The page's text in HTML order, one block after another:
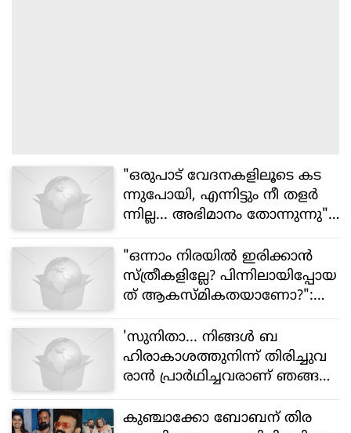
"ഒരുപാട് വേദനകളിലൂടെ കട
ന്നുപോയി, എന്നിട്ടും നീ തളർ
ന്നില്ല... അഭിമാനം തോന്നുന്നു";
വൈകാരിക കുറിപ്പുമായി റ
ഹ്മാൻ
"ഒന്നാം നിരയിൽ ഇരിക്കാൻ
സ്ത്രീകളില്ലേ? പിന്നിലായിപ്പോയ
ത് ആകസ്മികതയാണോ?":
വിമർശനവുമായി അഹാന
'സുനിതാ... നിങ്ങൾ ബ​
ഹിരാകാശത്തുനിന്ന് തിരിച്ചുവ
രാൻ പ്രാർഥിച്ചവരാണ് ഞങ്ങൾ,
നേരെ ഇവിടെ വന്നിറങ്ങുമെന്ന്
കരുതിയില്ല"- പ്രകാശ് രാജ്
കുഞ്ചാക്കോ ബോബന് തിര